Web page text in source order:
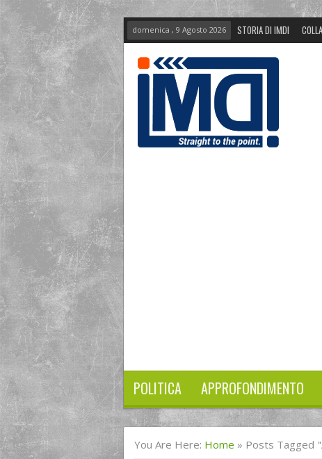
domenica , 9 Agosto 2026 STORIA DI IMDI
POLITICA APPROFONDIMENTO
You Are Here: Home » Posts Tagged